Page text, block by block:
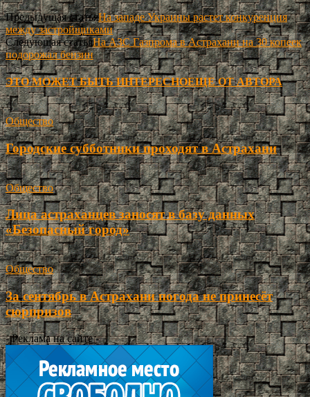
Предыдущая статьяНа западе Украины растет конкуренция
между застройщиками
Следующая статьяНа АЗС Газпрома в Астрахани на 30 копеек
подорожал бензин
ЭТО МОЖЕТ БЫТЬ ИНТЕРЕСНОЕЩЕ ОТ АВТОРА
Общество
Городские субботники проходят в Астрахани
Общество
Лица астраханцев заносят в базу данных
«Безопасный город»
Общество
За сентябрь в Астрахани погода не принесёт
сюрпризов
- Реклама на сайте -